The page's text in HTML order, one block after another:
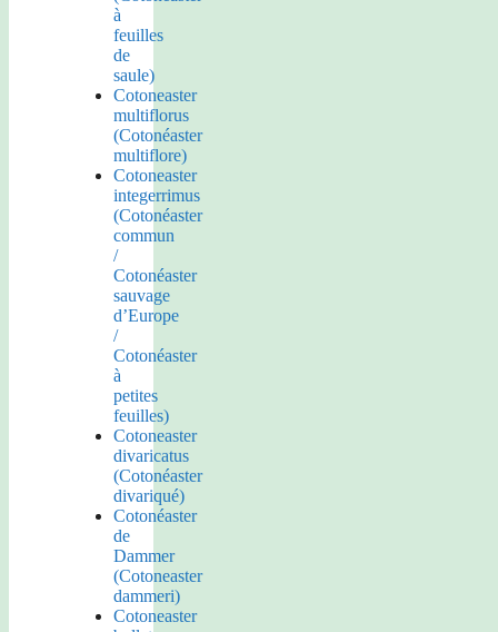
à
feuilles
de
saule)
Cotoneaster
multiflorus
(Cotonéaster
multiflore)
Cotoneaster
integerrimus
(Cotonéaster
commun
/
Cotonéaster
sauvage
d’Europe
/
Cotonéaster
à
petites
feuilles)
Cotoneaster
divaricatus
(Cotonéaster
divariqué)
Cotonéaster
de
Dammer
(Cotoneaster
dammeri)
Cotoneaster